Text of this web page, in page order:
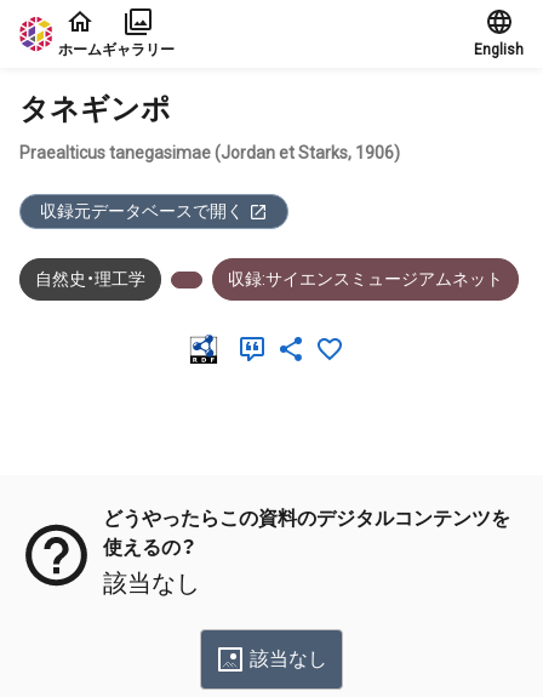
本文に飛ぶ
ホームギャラリー English
タネギンポ
Praealticus tanegasimae (Jordan et Starks, 1906)
収録元データベースで開く
自然史・理工学 収録:サイエンスミュージアムネット
どうやったらこの資料のデジタルコンテンツを
使えるの？
該当なし
該当なし